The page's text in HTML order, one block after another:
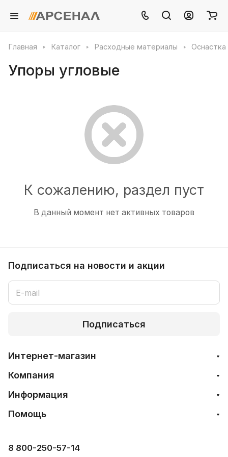
Главная Каталог Расходные материалы
Упоры угловые
К сожалению, раздел пуст
В данный момент нет активных товаров
Подписаться на новости и акции
Подписаться
Интернет-магазин
Компания
Информация
Помощь
8 800-250-57-14